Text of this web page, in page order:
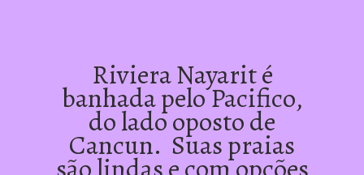
Riviera Nayarit é
banhada pelo Pacifico,
do lado oposto de
Cancun.  Suas praias